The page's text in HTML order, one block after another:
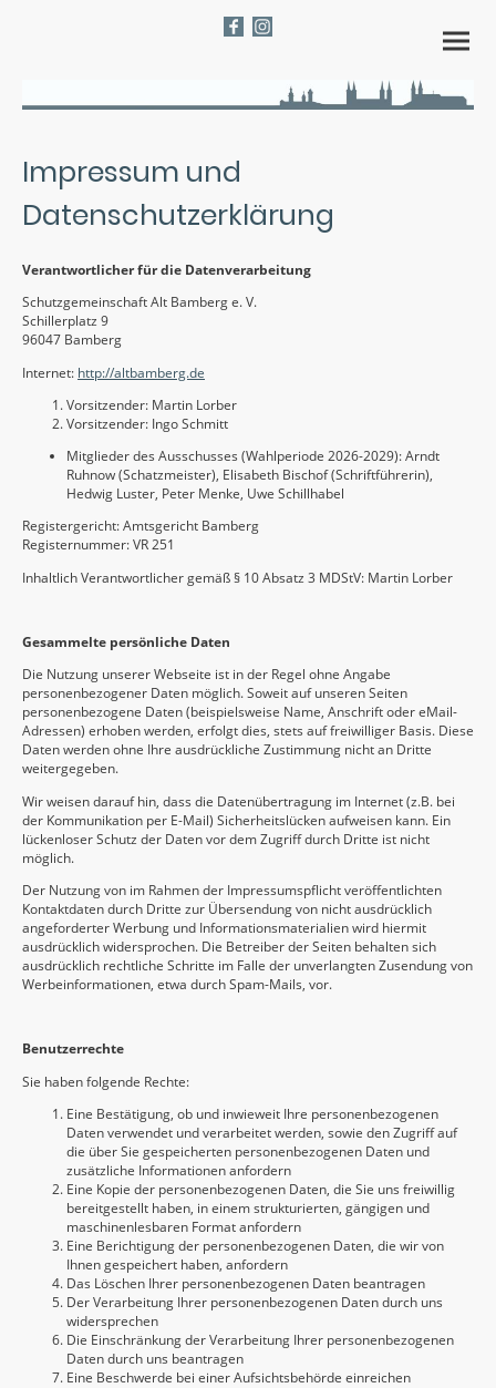
Impressum und
Datenschutzerklärung
Verantwortlicher für die Datenverarbeitung
Schutzgemeinschaft Alt Bamberg e. V.
Schillerplatz 9
96047 Bamberg
Internet: http://altbamberg.de
Vorsitzender: Martin Lorber
Vorsitzender: Ingo Schmitt
Mitglieder des Ausschusses (Wahlperiode 2026-2029): Arndt
Ruhnow (Schatzmeister), Elisabeth Bischof (Schriftführerin),
Hedwig Luster, Peter Menke, Uwe Schillhabel
Registergericht: Amtsgericht Bamberg
Registernummer: VR 251
Inhaltlich Verantwortlicher gemäß § 10 Absatz 3 MDStV: Martin Lorber
Gesammelte persönliche Daten
Die Nutzung unserer Webseite ist in der Regel ohne Angabe
personenbezogener Daten möglich. Soweit auf unseren Seiten
personenbezogene Daten (beispielsweise Name, Anschrift oder eMail-
Adressen) erhoben werden, erfolgt dies, stets auf freiwilliger Basis. Diese
Daten werden ohne Ihre ausdrückliche Zustimmung nicht an Dritte
weitergegeben.
Wir weisen darauf hin, dass die Datenübertragung im Internet (z.B. bei
der Kommunikation per E-Mail) Sicherheitslücken aufweisen kann. Ein
lückenloser Schutz der Daten vor dem Zugriff durch Dritte ist nicht
möglich.
Der Nutzung von im Rahmen der Impressumspflicht veröffentlichten
Kontaktdaten durch Dritte zur Übersendung von nicht ausdrücklich
angeforderter Werbung und Informationsmaterialien wird hiermit
ausdrücklich widersprochen. Die Betreiber der Seiten behalten sich
ausdrücklich rechtliche Schritte im Falle der unverlangten Zusendung von
Werbeinformationen, etwa durch Spam-Mails, vor.
Benutzerrechte
Sie haben folgende Rechte:
Eine Bestätigung, ob und inwieweit Ihre personenbezogenen
Daten verwendet und verarbeitet werden, sowie den Zugriff auf
die über Sie gespeicherten personenbezogenen Daten und
zusätzliche Informationen anfordern
Eine Kopie der personenbezogenen Daten, die Sie uns freiwillig
bereitgestellt haben, in einem strukturierten, gängigen und
maschinenlesbaren Format anfordern
Eine Berichtigung der personenbezogenen Daten, die wir von
Ihnen gespeichert haben, anfordern
Das Löschen Ihrer personenbezogenen Daten beantragen
Der Verarbeitung Ihrer personenbezogenen Daten durch uns
widersprechen
Die Einschränkung der Verarbeitung Ihrer personenbezogenen
Daten durch uns beantragen
Eine Beschwerde bei einer Aufsichtsbehörde einreichen